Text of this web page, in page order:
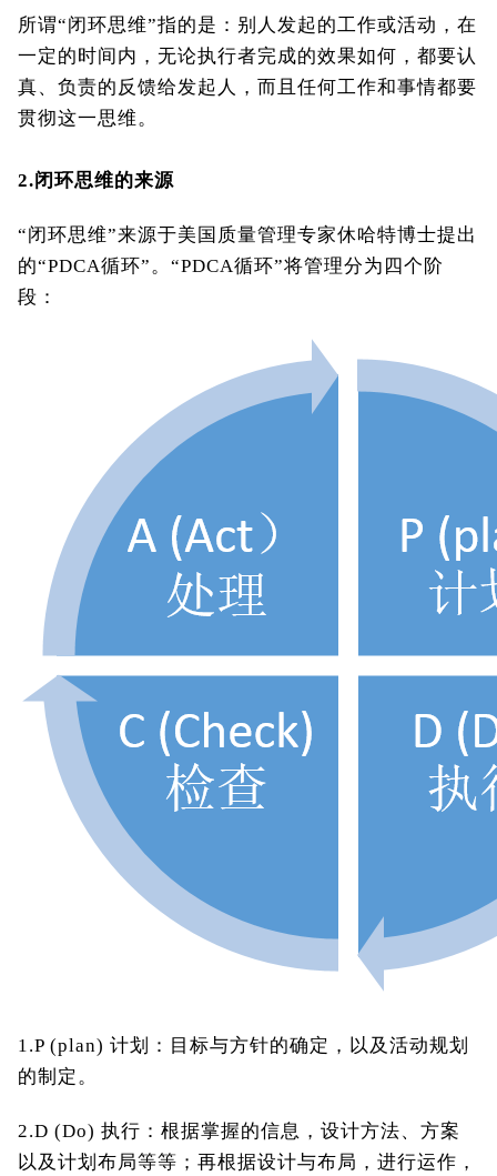
所谓“闭环思维”指的是：别人发起的工作或活动，在
一定的时间内，无论执行者完成的效果如何，都要认
真、负责的反馈给发起人，而且任何工作和事情都要
贯彻这一思维。
2.闭环思维的来源
“闭环思维”来源于美国质量管理专家休哈特博士提出
的“PDCA循环”。“PDCA循环”将管理分为四个阶
段：
1.P (plan) 计划：目标与方针的确定，以及活动规划
的制定。
2.D (Do) 执行：根据掌握的信息，设计方法、方案
以及计划布局等等；再根据设计与布局，进行运作，